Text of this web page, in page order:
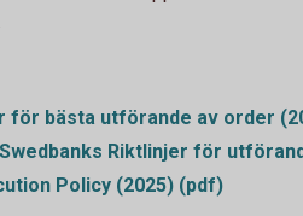
för bästa utförande av order
Riktlinjer för
Policy (2025) (pdf)